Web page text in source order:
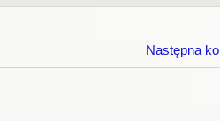
Następna